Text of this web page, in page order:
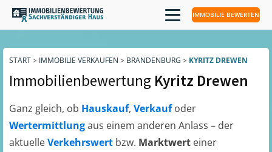
IMMOBILIE BEWERTEN
START> IMMOBILIE VERKAUFEN > BRANDENBURG > KYRITZ DREWEN
Immobilienbewertung Kyritz Drewen
Ganz gleich, ob Hauskauf, Verkaufoder
Wertermittlungaus einem anderen Anlass – der
aktuelleVerkehrswert bzw. Marktwert einer